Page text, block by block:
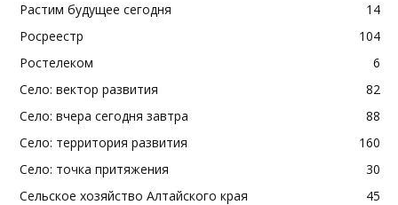
Растим будущее сегодня
14
Росреестр
104
Ростелеком
6
Село: вектор развития
82
Село: вчера сегодня завтра
88
Село: территория развития
160
Село: точка притяжения
30
Сельское хозяйство Алтайского края
45